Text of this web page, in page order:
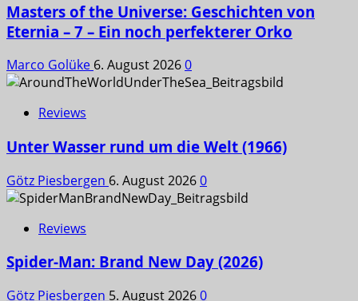
Masters of the Universe: Geschichten von
Eternia – 7 – Ein noch perfekterer Orko
Marco Golüke 6. August 20260
Reviews
Unter Wasser rund um die Welt (1966)
Götz Piesbergen 6. August 20260
Reviews
Spider-Man: Brand New Day (2026)
Götz Piesbergen 5. August 20260